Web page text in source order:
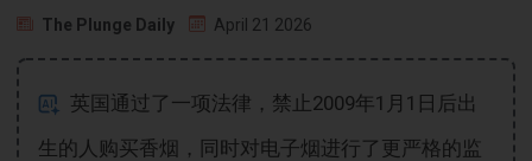
The Plunge Daily April 21 2026
英国通过了一项法律，禁止2009年1月1日后出
生的人购买香烟，同时对电子烟进行了更严格的监